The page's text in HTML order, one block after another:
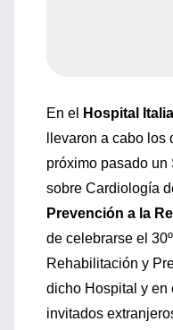
En el Hospital
llevaron a cabo
próximo pasado un
sobre Cardiología
Prevención a la
de celebrarse el
Rehabilitación y
dicho Hospital y en
invitados